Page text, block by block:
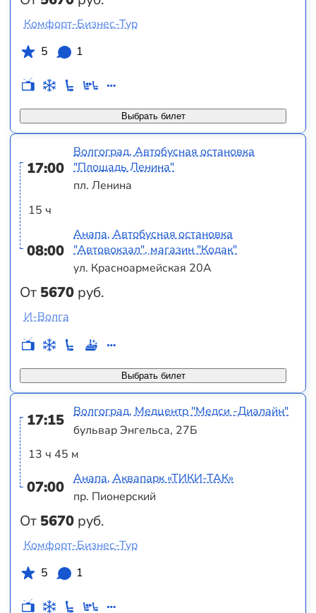
Выбрать билет
Комфорт-Бизнес-Тур
5
1
17:00
15 ч
08:00
От 5670 руб.
Волгоград, Автобусная остановка
"Площадь Ленина"
пл. Ленина
Анапа, Автобусная остановка
"Автовокзал", магазин "Кодак"
ул. Красноармейская 20А
Выбрать билет
И-Волга
17:15
13 ч 45 м
07:00
От 5670 руб.
Волгоград, Медцентр "Медси -Диалайн"
бульвар Энгельса, 27Б
Анапа, Аквапарк «ТИКИ-ТАК»
пр. Пионерский
Комфорт-Бизнес-Тур
5
1